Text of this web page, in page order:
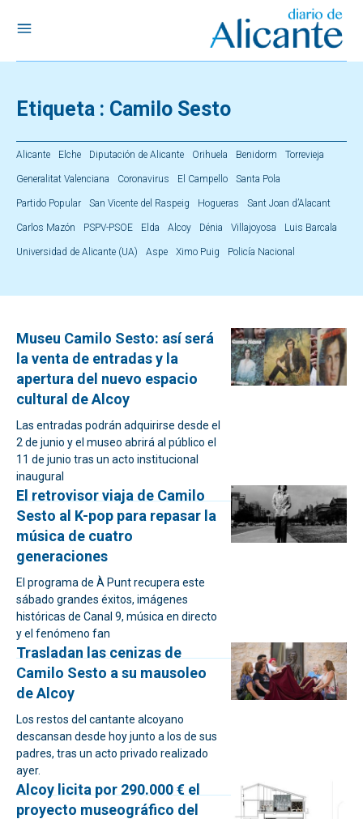
Etiqueta : Camilo Sesto
Alicante Elche Diputación de Alicante Orihuela Benidorm Torrevieja
Generalitat Valenciana Coronavirus El Campello Santa Pola
Partido Popular San Vicente del Raspeig Hogueras Sant Joan d’Alacant
Carlos Mazón PSPV-PSOE Elda Alcoy Dénia Villajoyosa Luis Barcala
Universidad de Alicante (UA) Aspe Ximo Puig Policía Nacional
Museu Camilo Sesto: así será
la venta de entradas y la
apertura del nuevo espacio
cultural de Alcoy
Las entradas podrán adquirirse desde el
2 de junio y el museo abrirá al público el
11 de junio tras un acto institucional
inaugural
El retrovisor viaja de Camilo
Sesto al K-pop para repasar la
música de cuatro
generaciones
El programa de À Punt recupera este
sábado grandes éxitos, imágenes
históricas de Canal 9, música en directo
y el fenómeno fan
Trasladan las cenizas de
Camilo Sesto a su mausoleo
de Alcoy
Los restos del cantante alcoyano
descansan desde hoy junto a los de sus
padres, tras un acto privado realizado
ayer.
Alcoy licita por 290.000 € el
proyecto museográfico del